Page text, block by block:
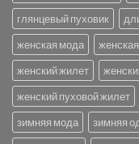
глянцевый пуховик
женская мода
женский жилет
женский пуховой жилет
зимняя мода
зимняя